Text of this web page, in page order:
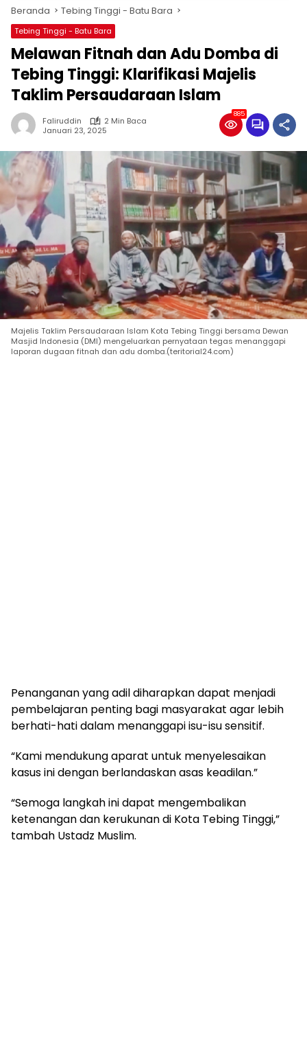
Beranda Tebing Tinggi - Batu Bara
Tebing Tinggi - Batu Bara
Melawan Fitnah dan Adu Domba di
Tebing Tinggi: Klarifikasi Majelis
Taklim Persaudaraan Islam
Faliruddin
2 Min Baca
Januari 23, 2025
885
Majelis Taklim Persaudaraan Islam Kota Tebing Tinggi bersama Dewan
Masjid Indonesia (DMI) mengeluarkan pernyataan tegas menanggapi
laporan dugaan fitnah dan adu domba.(teritorial24.com)
Penanganan yang adil diharapkan dapat menjadi
pembelajaran penting bagi masyarakat agar lebih
berhati-hati dalam menanggapi isu-isu sensitif.
“Kami mendukung aparat untuk menyelesaikan
kasus ini dengan berlandaskan asas keadilan.”
“Semoga langkah ini dapat mengembalikan
ketenangan dan kerukunan di Kota Tebing Tinggi,”
tambah Ustadz Muslim.